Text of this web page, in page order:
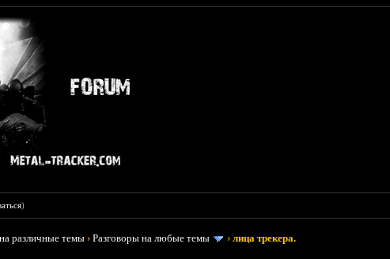
)
различные темы ›Разговоры на любые темы ›лица трекера.